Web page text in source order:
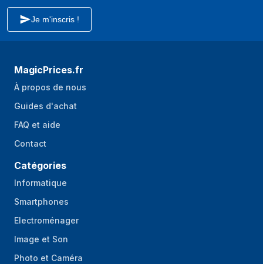
Je m'inscris !
MagicPrices.fr
À propos de nous
Guides d'achat
FAQ et aide
Contact
Catégories
Informatique
Smartphones
Electroménager
Image et Son
Photo et Caméra